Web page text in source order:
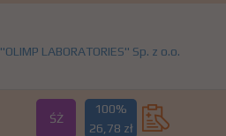
"OLIMP LABORATORIES" Sp. z o.o.
ŚŻ
100%
26,78 zł